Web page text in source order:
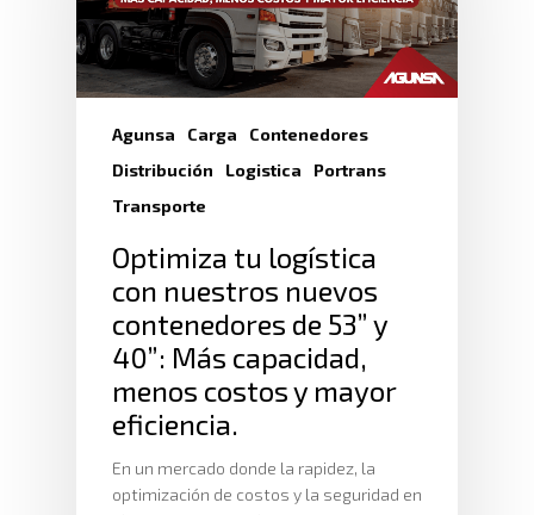
Agunsa Carga
Contenedores
Distribución
Logistica
Portrans
Transporte
Optimiza tu logística
con nuestros nuevos
contenedores de 53” y
40”: Más capacidad,
menos costos y mayor
eficiencia.
En un mercado donde la rapidez, la
optimización de costos y la seguridad en